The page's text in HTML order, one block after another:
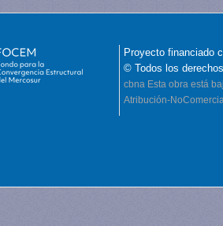
Proyecto financiado
© Todos los
cbna Esta obra está
Atribución-